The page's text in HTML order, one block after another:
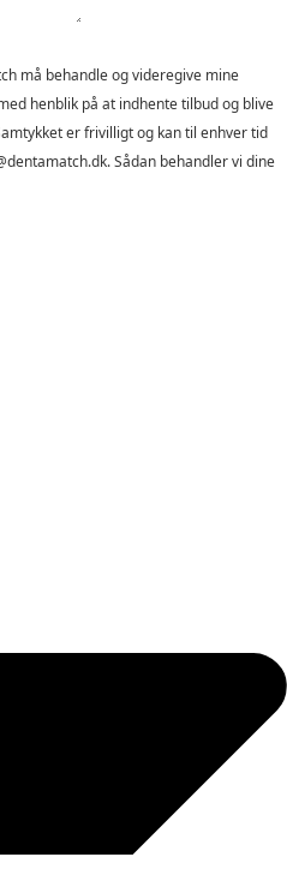
må behandle og videregive mine
henblik på at indhente tilbud og blive
er frivilligt og kan til enhver tid
Sådan behandler vi dine